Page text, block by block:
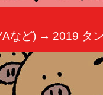
など) → 2019 タ